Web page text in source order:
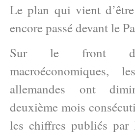
Le plan qui vient
encore passé devant le
Sur le front
macroéconomiques,
allemandes ont
deuxième mois
les chiffres publiés par